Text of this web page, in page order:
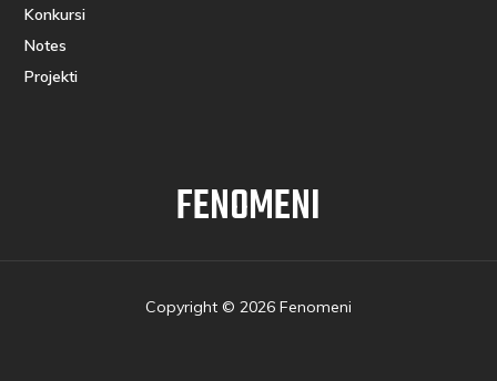
Konkursi
Notes
Projekti
FENOMENI
Copyright © 2026 Fenomeni